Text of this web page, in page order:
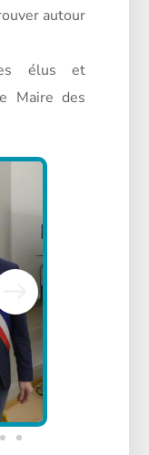
autour
élus et
Maire des